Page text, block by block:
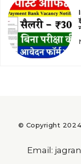
© Copyright
Email: